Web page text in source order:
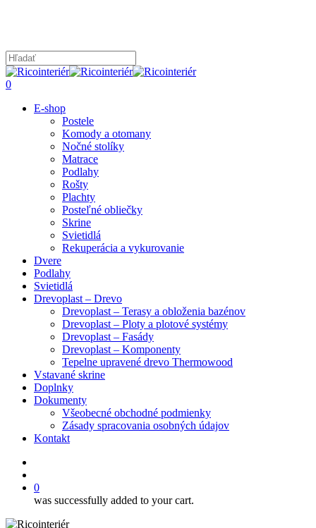
content
Close
Search
search
0
E-shop
Postele
Komody a otomany
Nočné stolíky
Matrace
Podlahy
Rošty
Plachty
Posteľné obliečky
Skrine
Svietidlá
Rekuperácia a vykurovanie
Dvere
Podlahy
Svietidlá
Drevoplast – Drevo
Drevoplast – Terasy a obloženia bazénov
Drevoplast – Ploty a plotové systémy
Drevoplast – Fasády
Drevoplast – Komponenty
Tepelne upravené drevo Thermowood
Vstavané skrine
Doplnky
Dokumenty
Všeobecné obchodné podmienky
Zásady spracovania osobných údajov
Kontakt
0
was successfully added to your cart.